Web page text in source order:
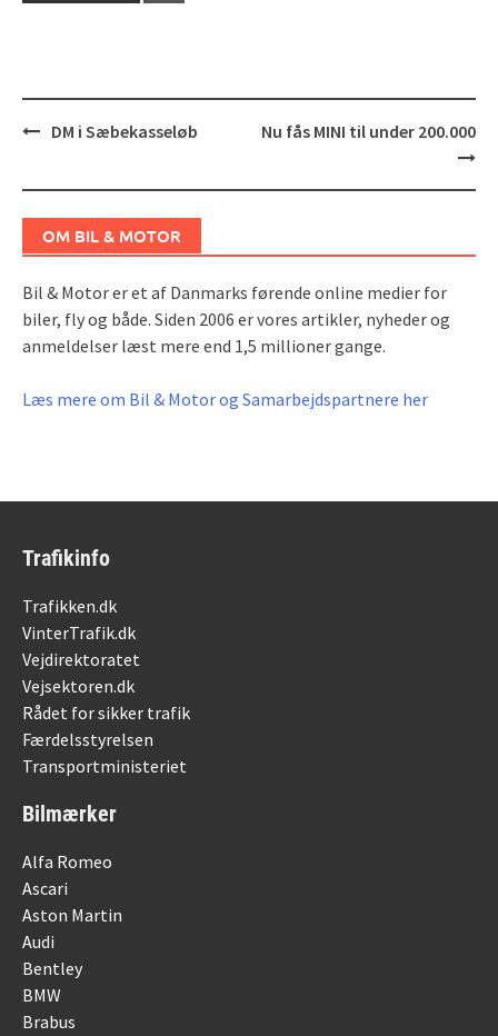
PostDM i Sæbekasseløb Nu fås MINI til under 200.000
OM BIL & MOTOR
Bil & Motor er et af Danmarks førende online medier for
biler, fly og både. Siden 2006 er vores artikler, nyheder og
anmeldelser læst mere end 1,5 millioner gange.
Læs mere om Bil & Motor og Samarbejdspartnere her
Trafikinfo
Trafikken.dk
VinterTrafik.dk
Vejdirektoratet
Vejsektoren.dk
Rådet for sikker trafik
Færdelsstyrelsen
Transportministeriet
Bilmærker
Alfa Romeo
Ascari
Aston Martin
Audi
Bentley
BMW
Brabus